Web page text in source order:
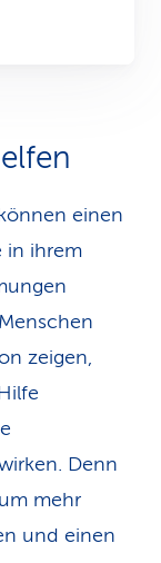
einen
in ihrem
zeigen,
Denn
mehr
und einen